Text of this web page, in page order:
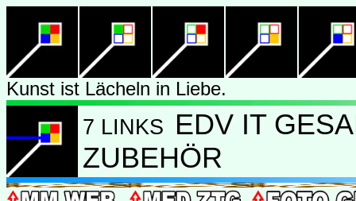
Kunst ist Lächeln in Liebe.
7 LINKS EDV IT
ZUBEHÖR